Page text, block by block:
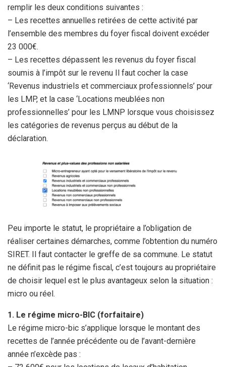
remplir les deux conditions suivantes :
– Les recettes annuelles retirées de cette activité par
l’ensemble des membres du foyer fiscal doivent excéder
23 000€.
– Les recettes dépassent les revenus du foyer fiscal
soumis à l’impôt sur le revenu Il faut cocher la case
‘Revenus industriels et commerciaux professionnels’ pour
les LMP, et la case ‘Locations meublées non
professionnelles’ pour les LMNP lorsque vous choisissez
les catégories de revenus perçus au début de la
déclaration.
Peu importe le statut, le propriétaire a l’obligation de
réaliser certaines démarches, comme l’obtention du numéro
SIRET. Il faut contacter le greffe de sa commune. Le statut
ne définit pas le régime fiscal, c’est toujours au propriétaire
de choisir lequel est le plus avantageux selon la situation :
micro ou réel.
1. Le régime micro-BIC (forfaitaire)
Le régime micro-bic s’applique lorsque le montant des
recettes de l’année précédente ou de l’avant-dernière
année n’excède pas :